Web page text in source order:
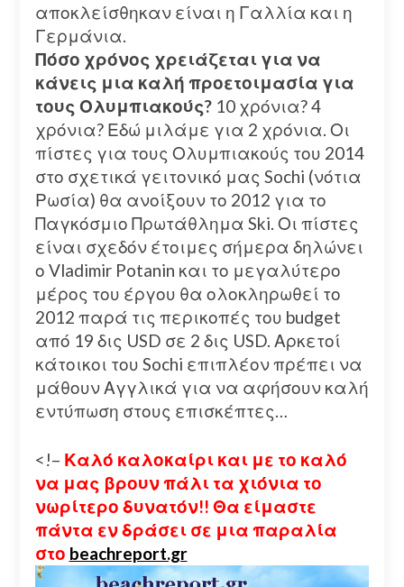
αποκλείσθηκαν είναι η Γαλλία και η
Γερμάνια.
Πόσο χρόνος χρειάζεται για να
κάνεις μια καλή προετοιμασία για
τους Ολυμπιακούς?10 χρόνια? 4
χρόνια? Εδώ μιλάμε για 2 χρόνια. Οι
πίστες για τους Ολυμπιακούς του 2014
στο σχετικά γειτονικό μας Sochi (νότια
Ρωσία) θα ανοίξουν το 2012 για το
Παγκόσμιο Πρωτάθλημα Ski. Οι πίστες
είναι σχεδόν έτοιμες σήμερα δηλώνει
ο Vladimir Potanin και το μεγαλύτερο
μέρος του έργου θα ολοκληρωθεί το
2012 παρά τις περικοπές του budget
από 19 δις USD σε 2 δις USD. Αρκετοί
κάτοικοι του Sochi επιπλέον πρέπει να
μάθουν Αγγλικά για να αφήσουν καλή
εντύπωση στους επισκέπτες…
<!– Καλό καλοκαίρι και με το καλό
να μας βρουν πάλι τα χιόνια το
νωρίτερο δυνατόν!! Θα είμαστε
πάντα εν δράσει σε μια παραλία
στο beachreport.gr